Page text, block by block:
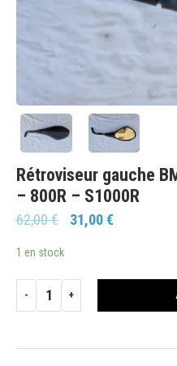
Rétroviseur gauche
– 800R – S1000R
62,00€ 31,00€
1 en stock